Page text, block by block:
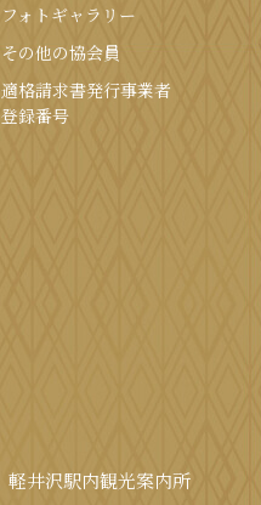
フォトギャラリー
その他の協会員
適格請求書発行事業者
登録番号
軽井沢駅内観光案内所